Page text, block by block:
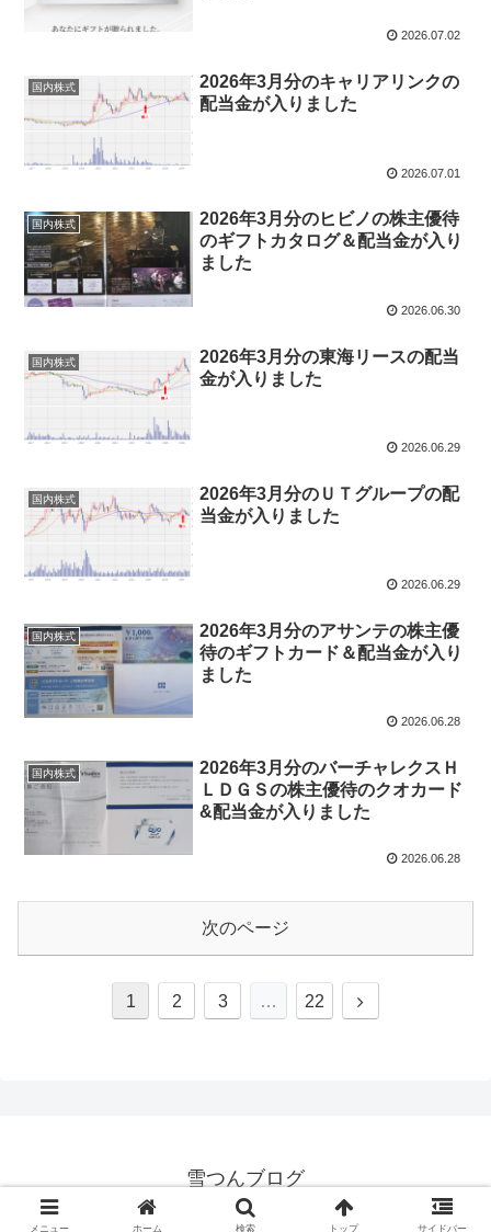
2026.07.02
国内株式
2026年3月分のキャリアリンクの
配当金が入りました
2026.07.01
国内株式
2026年3月分のヒビノの株主優待
のギフトカタログ＆配当金が入り
ました
2026.06.30
国内株式
2026年3月分の東海リースの配当
金が入りました
2026.06.29
国内株式
2026年3月分のＵＴグループの配
当金が入りました
2026.06.29
国内株式
2026年3月分のアサンテの株主優
待のギフトカード＆配当金が入り
ました
2026.06.28
国内株式
2026年3月分のバーチャレクスＨ
ＬＤＧＳの株主優待のクオカード
&配当金が入りました
2026.06.28
次のページ
1 2 3 … 22
次
雪つんブログ
© 2020 雪つんブログ.
メニュー ホーム 検索 トップ サイドバー